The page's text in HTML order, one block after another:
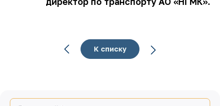
К списку